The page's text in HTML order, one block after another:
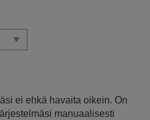
ei ehkä havaita oikein. On
manuaalisesti